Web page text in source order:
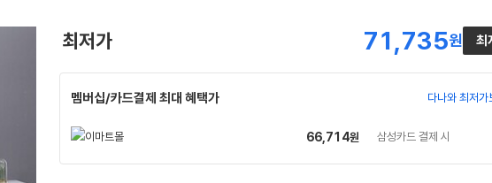
최저가 71,735원 최
멤버십/카드결제 최대 혜택가 다나와 최저
66,714원 삼성카드 결제 시